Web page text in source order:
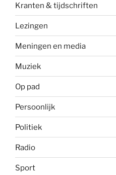
Kranten & tijdschriften
Lezingen
Meningen en media
Muziek
Op pad
Persoonlijk
Politiek
Radio
Sport